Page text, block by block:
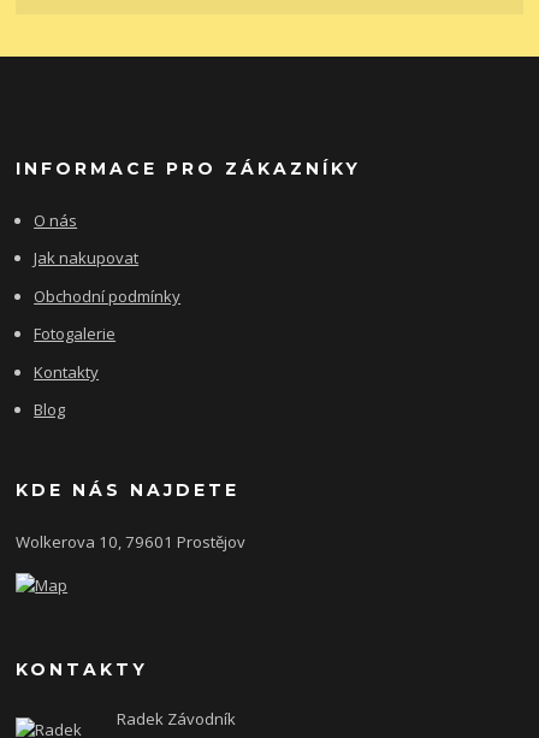
INFORMACE PRO ZÁKAZNÍKY
O nás
Jak nakupovat
Obchodní podmínky
Fotogalerie
Kontakty
Blog
KDE NÁS NAJDETE
Wolkerova 10, 79601 Prostějov
KONTAKTY
Radek Závodník